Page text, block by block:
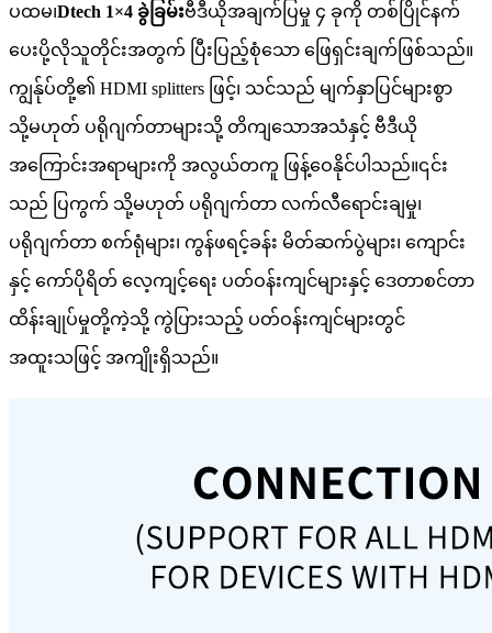
ပထမ၊Dtech 1×4 ခွဲခြမ်းဗီဒီယိုအချက်ပြမှု ၄ ခုကို တစ်ပြိုင်နက်
ပေးပို့လိုသူတိုင်းအတွက် ပြီးပြည့်စုံသော ဖြေရှင်းချက်ဖြစ်သည်။
ကျွန်ုပ်တို့၏ HDMI splitters ဖြင့်၊ သင်သည် မျက်နှာပြင်များစွာ
သို့မဟုတ် ပရိုဂျက်တာများသို့ တိကျသောအသံနှင့် ဗီဒီယို
အကြောင်းအရာများကို အလွယ်တကူ ဖြန့်ဝေနိုင်ပါသည်။၎င်း
သည် ပြကွက် သို့မဟုတ် ပရိုဂျက်တာ လက်လီရောင်းချမှု၊
ပရိုဂျက်တာ စက်ရုံများ၊ ကွန်ဖရင့်ခန်း မိတ်ဆက်ပွဲများ၊ ကျောင်း
နှင့် ကော်ပိုရိတ် လေ့ကျင့်ရေး ပတ်ဝန်းကျင်များနှင့် ဒေတာစင်တာ
ထိန်းချုပ်မှုတို့ကဲ့သို့ ကွဲပြားသည့် ပတ်ဝန်းကျင်များတွင်
အထူးသဖြင့် အကျိုးရှိသည်။